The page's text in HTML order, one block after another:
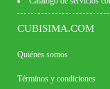
CUBISIMA.COM
Quiénes somos
Términos y condiciones